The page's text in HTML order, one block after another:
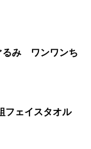
るみ ワンワンち
フェイスタオル